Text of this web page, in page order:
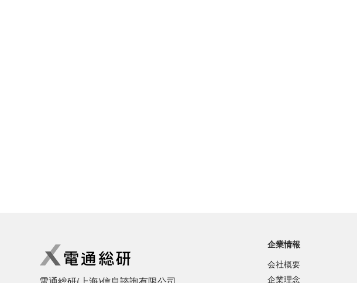
電通総研(上海)信息諮詢有限公司
企業情報
会社概要
企業理念